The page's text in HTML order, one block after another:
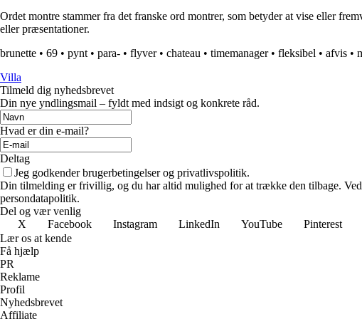
Ordet montre stammer fra det franske ord montrer, som betyder at vise eller
eller præsentationer.
brunette • 69 • pynt • para- • flyver• chateau • timemanager• fleksibel • afvis •
Villa
Tilmeld dig nyhedsbrevet
Din nye yndlingsmail – fyldt med indsigt og konkrete råd.
Hvad er din e-mail?
Deltag
Jeg godkender brugerbetingelser og privatlivspolitik.
Din tilmelding er frivillig, og du har altid mulighed for at trække den tilbage.
persondatapolitik.
Del og vær venlig
X
Facebook Instagram LinkedIn YouTube Pinterest
Lær os at kende
Få hjælp
PR
Reklame
Profil
Nyhedsbrevet
Affiliate